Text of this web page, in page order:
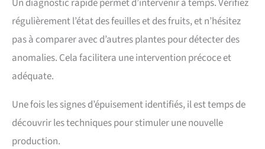
régulièrement l’état des feuilles et des fruits, et n’hésitez
pas à comparer avec d’autres plantes pour détecter des
anomalies. Cela facilitera une intervention précoce et
adéquate.
Une fois les signes d’épuisement identifiés, il est temps de
découvrir les techniques pour stimuler une nouvelle
production.